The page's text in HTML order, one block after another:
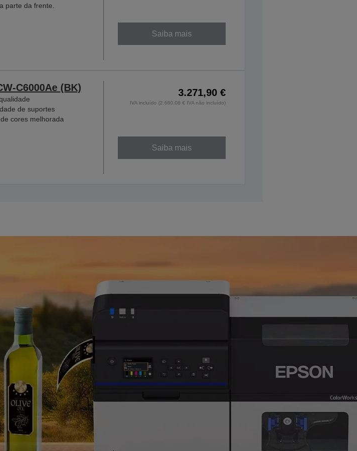
parte da frente.
Saiba mais
C6000Ae (BK)
de suportes
cores melhorada
3.271,90 €
IVA incluído (2.660,08 € IVA não incluído)
Saiba mais